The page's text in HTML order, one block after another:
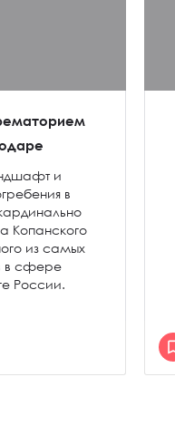
и
в
Копанского
из самых
в сфере
России.